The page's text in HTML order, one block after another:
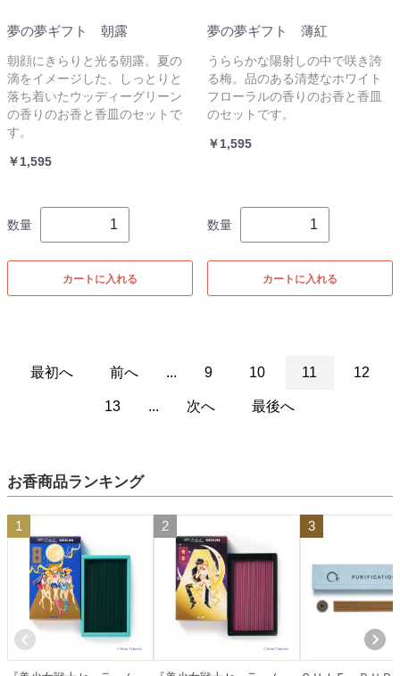
夢の夢ギフト 朝露
朝顔にきらりと光る朝露。夏の
滴をイメージした、しっとりと
落ち着いたウッディーグリーン
の香りのお香と香皿のセットで
す。
￥1,595
数量
カートに入れる
夢の夢ギフト 薄紅
うららかな陽射しの中で咲き誇
る梅。品のある清楚なホワイト
フローラルの香りのお香と香皿
のセットです。
￥1,595
数量
カートに入れる
最初へ 前へ ... 9 10 11 12
13 ... 次へ 最後へ
お香商品ランキング
1 2 3